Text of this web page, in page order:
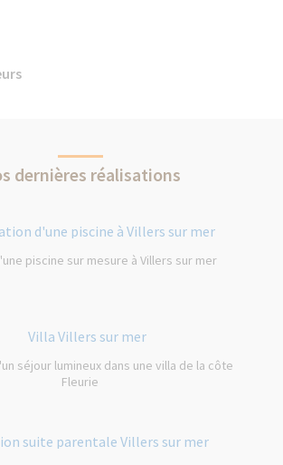
dernières réalisations
piscine sur mesure à Villers sur mer
séjour lumineux dans une villa de la côte
Fleurie